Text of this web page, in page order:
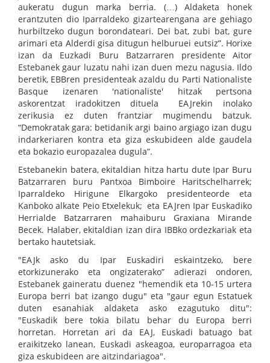
aukeratu dugun marka berria. (…) Aldaketa honek
erantzuten dio Iparraldeko gizartearengana are gehiago
hurbiltzeko dugun borondateari. Dei bat, zubi bat, gure
arimari eta Alderdi gisa ditugun helburuei eutsiz”. Horixe
izan da Euzkadi Buru Batzarraren presidente Aitor
Estebanek gaur luzatu nahi izan duen mezu nagusia. Ildo
beretik, EBBren presidenteak azaldu du Parti Nationaliste
Basque izenaren 'nationaliste' hitzak pertsona
askorentzat iradokitzen dituela EAJrekin inolako
zerikusia ez duten frantziar mugimendu batzuk.
“Demokratak gara: betidanik argi baino argiago izan dugu
indarkeriaren kontra eta giza eskubideen alde gaudela
eta bokazio europazalea dugula”.
Estebanekin batera, ekitaldian hitza hartu dute Ipar Buru
Batzarraren buru Pantxoa Bimboire Haritschelharrek;
Iparraldeko Hirigune Elkargoko presidenteorde eta
Kanboko alkate Peio Etxelekuk; eta EAJren Ipar Euskadiko
Herrialde Batzarraren mahaiburu Graxiana Mirande
Becek. Halaber, ekitaldian izan dira IBBko ordezkariak eta
bertako hautetsiak.
"EAJk asko du Ipar Euskadiri eskaintzeko, bere
etorkizunerako eta ongizaterako” adierazi ondoren,
Estebanek gaineratu duenez "hemendik eta 10-15 urtera
Europa berri bat izango dugu" eta "gaur egun Estatuek
duten esanahiak aldaketa asko ezagutuko ditu":
"Euskadik bere tokia bilatu behar du Europa berri
horretan. Horretan ari da EAJ, Euskadi batuago bat
eraikitzeko lanean, Euskadi askeagoa, europarragoa eta
giza eskubideen are aitzindariagoa".